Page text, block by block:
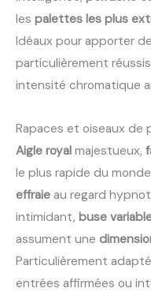
les palettes les plus
Idéaux pour apporter
particulièrement
intensité chromatique
Rapaces et oiseaux de
Aigle royal majestueux,
le plus rapide du
effraie au regard
intimidant, buse
assument une
Particulièrement
entrées affirmées ou